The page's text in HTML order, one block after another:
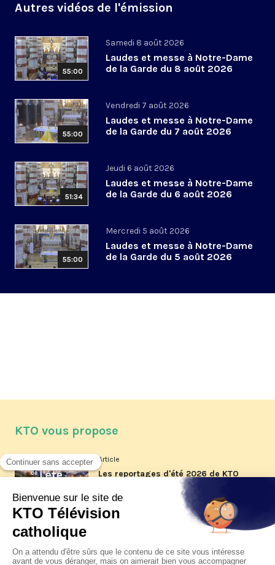
Autres vidéos de l'émission
55:00
Samedi 8 août 2026
Laudes et messe à Notre-Dame
de la Garde du 8 août 2026
55:00
Vendredi 7 août 2026
Laudes et messe à Notre-Dame
de la Garde du 7 août 2026
51:34
Jeudi 6 août 2026
Laudes et messe à Notre-Dame
de la Garde du 6 août 2026
55:00
Mercredi 5 août 2026
Laudes et messe à Notre-Dame
de la Garde du 5 août 2026
KTO vous propose
Article
Les reportages d'été 2026 de KTO
Article
La visite pastorale du pape Léon
jeudi 6 août